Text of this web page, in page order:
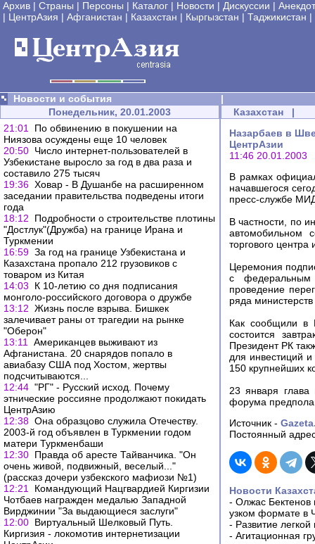
Архив | Страны | Персоны | Каталог | Новости | Дискуссии |
| ЦентрАзия | Афганистан | Казахстан | Кыргызстан | Таджикистан |
Новости и события
|
Понедельник, 20.01.2003
21:01
По обвинению в покушении на
Ниязова осуждены еще 10 человек
20:50 Число интернет-пользователей в
Узбекистане выросло за год в два раза и
составило 275 тысяч
19:36 Ховар - В Душанбе на расширенном
заседании правительства подведены итоги
года
18:12
Подробности о строительстве плотины
"Достлук"(Дружба) на границе Ирана и
Туркмении
16:59 За год на границе Узбекистана и
Казахстана пропало 212 грузовиков с
товаром из Китая
14:03
К 10-летию со дня подписания
монголо-российского договора о дружбе
13:12 Жизнь после взрыва. Бишкек
залечивает раны от трагедии на рынке
"Оберон"
13:11
Американцев выживают из
Афганистана. 20 снарядов попало в
авиабазу США под Хостом, жертвы
подсчитываются...
12:44 "РГ" - Русский исход. Почему
этнические россияне продолжают покидать
ЦентрАзию
12:38 Она образцово служила Отечеству.
2003-й год объявлен в Туркмении годом
матери Туркменбаши
12:30 Правда об аресте Тайванчика. "Он
очень живой, подвижный, веселый..."
(рассказ дочери узбекского мафиози №1)
12:21
Командующий Нацгвардией Киргизии
Чотбаев награжден медалью Западной
Вирджинии "За выдающиеся заслуги"
12:00 Виртуальный Шелковый Путь.
Киргизия - локомотив интернетизации
Казахстан |
Назарбаев в
ЦентрАзии
11:46 20.01.2003
В рамках
начавшегося
пресс-службе
В частности, по
автомобильном
торгового
Церемония
с федеральным
проведение
ряда
Как сообщили в
состоится
Президент РК
для инвестиций
150 крупнейших
23 января
форума
Источник -
Постоянный
Новости
- Олжас Бектенов
узком формате в
- Развитие
- Агитационная